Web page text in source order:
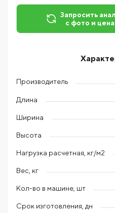
Запросить
с фото и
Производитель
Длина
Ширина
Высота
Нагрузка расчетная, кг/м2
Вес, кг
Кол-во в машине, шт
Срок изготовления, дн